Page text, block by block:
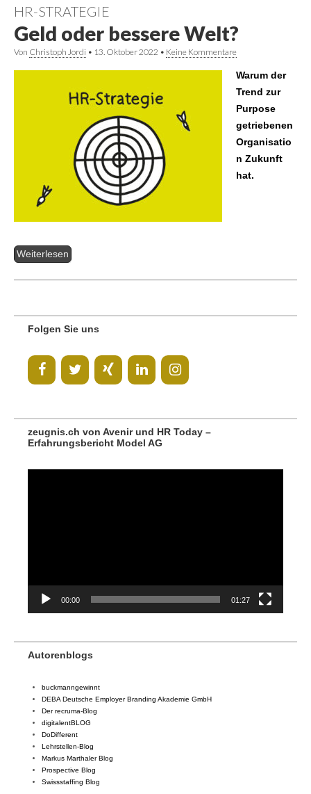
HR-STRATEGIE
Geld oder bessere Welt?
Von Christoph Jordi • 13. Oktober 2022 • Keine Kommentare
Warum der
Trend zur
Purpose
getriebenen
Organisatio
n Zukunft
hat.
Weiterlesen
Folgen Sie uns
zeugnis.ch von Avenir und HR Today –
Erfahrungsbericht Model AG
00:00 01:27
Autorenblogs
buckmanngewinnt
DEBA Deutsche Employer Branding Akademie GmbH
Der recruma-Blog
digitalentBLOG
DoDifferent
Lehrstellen-Blog
Markus Marthaler Blog
Prospective Blog
Swissstaffing Blog